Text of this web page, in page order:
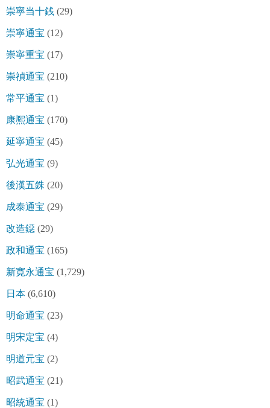
崇寧当十銭 (29)
崇寧通宝 (12)
崇寧重宝 (17)
崇禎通宝 (210)
常平通宝 (1)
康熈通宝 (170)
延寧通宝 (45)
弘光通宝 (9)
後漢五銖 (20)
成泰通宝 (29)
改造鐚 (29)
政和通宝 (165)
新寛永通宝 (1,729)
日本 (6,610)
明命通宝 (23)
明宋定宝 (4)
明道元宝 (2)
昭武通宝 (21)
昭統通宝 (1)